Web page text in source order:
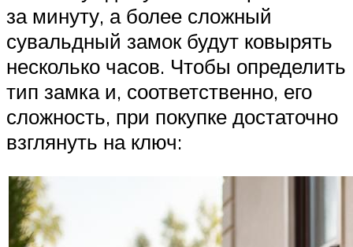
за минуту, а более сложный
сувальдный замок будут ковырять
несколько часов. Чтобы определить
тип замка и, соответственно, его
сложность, при покупке достаточно
взглянуть на ключ: